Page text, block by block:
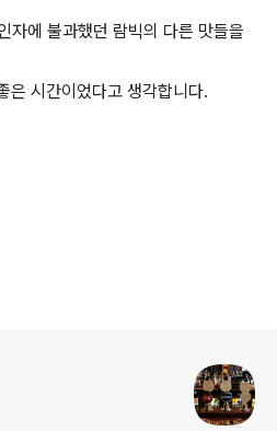
자에 불과했던 람빅의 다른 맛들을
은 시간이었다고 생각합니다.